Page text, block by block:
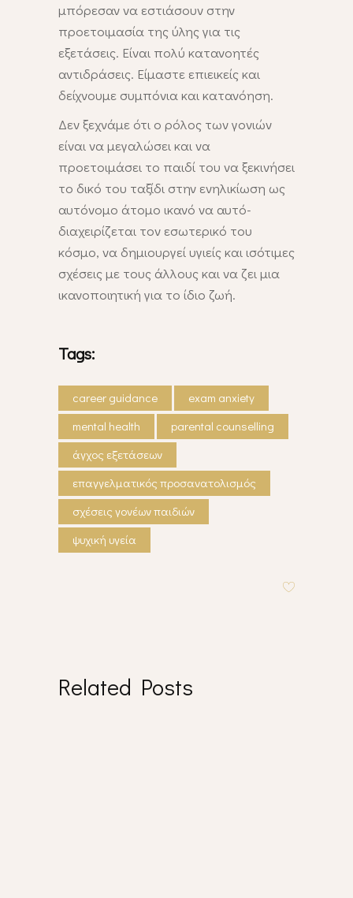
μπόρεσαν να εστιάσουν στην
προετοιμασία της ύλης για τις
εξετάσεις. Είναι πολύ κατανοητές
αντιδράσεις. Είμαστε επιεικείς και
δείχνουμε συμπόνια και κατανόηση.
Δεν ξεχνάμε ότι ο ρόλος των γονιών
είναι να μεγαλώσει και να
προετοιμάσει το παιδί του να ξεκινήσει
το δικό του ταξίδι στην ενηλικίωση ως
αυτόνομο άτομο ικανό να αυτό-
διαχειρίζεται τον εσωτερικό του
κόσμο, να δημιουργεί υγιείς και ισότιμες
σχέσεις με τους άλλους και να ζει μια
ικανοποιητική για το ίδιο ζωή.
Tags:
career guidance
exam anxiety
mental health
parental counselling
άγχος εξετάσεων
επαγγελματικός προσανατολισμός
σχέσεις γονέων παιδιών
ψυχική υγεία
Related Posts